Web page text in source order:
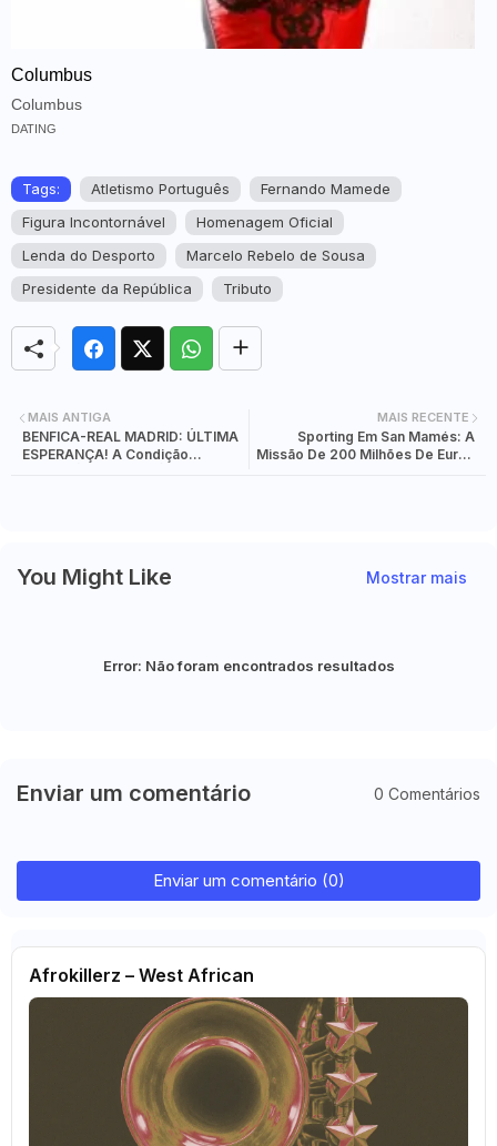
Columbus
Columbus
DATING
Tags: Atletismo Português
Fernando Mamede
Figura Incontornável
Homenagem Oficial
Lenda do Desporto
Marcelo Rebelo de Sousa
Presidente da República
Tributo
MAIS RECENTE
Sporting Em San Mamés: A
Missão De 200 Milhões De Euros
MAIS ANTIGA
BENFICA-REAL MADRID: ÚLTIMA
ESPERANÇA! A Condição
You Might Like Mostrar mais
Error: Não foram encontrados resultados
Enviar um comentário 0 Comentários
Enviar um comentário (0)
Afrokillerz – West African